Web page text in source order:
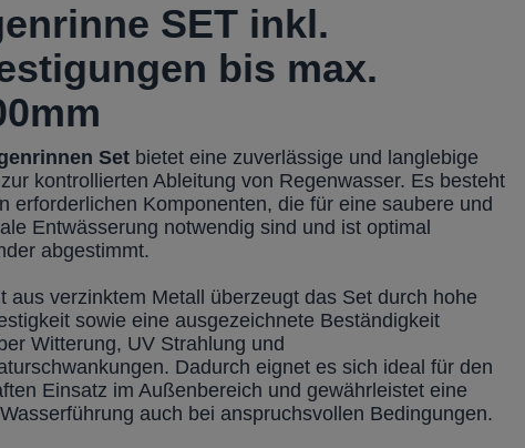
SET inkl.
bis max.
Set bietet eine zuverlässige und langlebige
kontrollierten Ableitung von Regenwasser. Es besteht
erforderlichen Komponenten, die für eine saubere und
Entwässerung notwendig sind und ist optimal
abgestimmt.
aus verzinktem Metall überzeugt das Set durch hohe
sowie eine ausgezeichnete Beständigkeit
Witterung, UV Strahlung und
Dadurch eignet es sich ideal für den
Einsatz im Außenbereich und gewährleistet eine
auch bei anspruchsvollen Bedingungen.